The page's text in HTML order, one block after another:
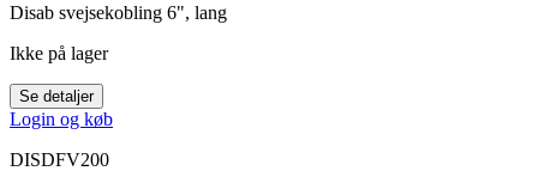
Disab svejsekobling 6", lang
Ikke på lager
Se detaljer
Login og køb
DISDFV200